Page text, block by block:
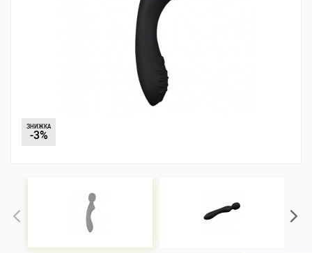
ЗНИЖКА
-3%